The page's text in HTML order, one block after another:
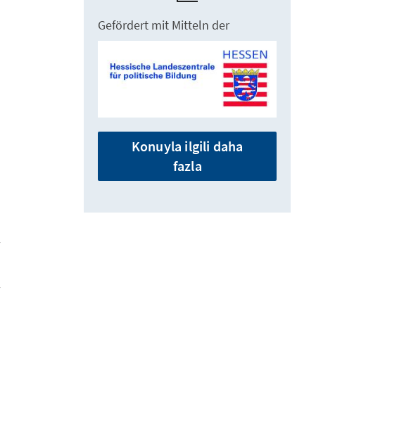
Gefördert mit Mitteln der
Konuyla ilgili daha
fazla